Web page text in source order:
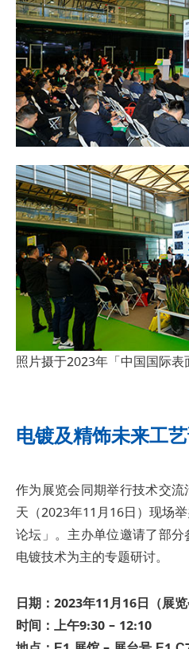
照片摄于2023年「中国国际表
电镀及精饰未来工
作为展览会同期举行技术交
天（2023年11月16日）现场
论坛」。主办单位邀请了部
电镀技术为主的专题研讨。
日期：2023年11月16日（展览
时间：上午9:30 – 12:10